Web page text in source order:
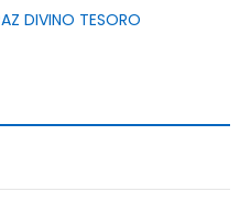
DIVINO TESORO